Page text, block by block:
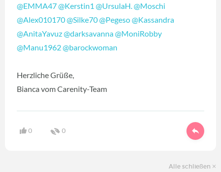
@EMMA47@Kerstin1 @UrsulaH.@Moschi
@Alex010170@Silke70@Pegeso@Kassandra
@AnitaYavuz@darksavanna@MoniRobby
@Manu1962@barockwoman
Herzliche Grüße,
Bianca vom Carenity-Team
0 0
Alle schließen